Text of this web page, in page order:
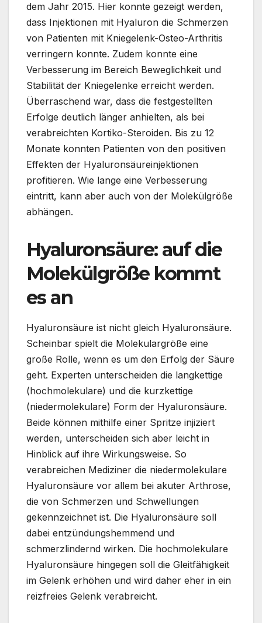
dem Jahr 2015. Hier konnte gezeigt werden,
dass Injektionen mit Hyaluron die Schmerzen
von Patienten mit Kniegelenk-Osteo-Arthritis
verringern konnte. Zudem konnte eine
Verbesserung im Bereich Beweglichkeit und
Stabilität der Kniegelenke erreicht werden.
Überraschend war, dass die festgestellten
Erfolge deutlich länger anhielten, als bei
verabreichten Kortiko-Steroiden. Bis zu 12
Monate konnten Patienten von den positiven
Effekten der Hyaluronsäureinjektionen
profitieren. Wie lange eine Verbesserung
eintritt, kann aber auch von der Molekülgröße
abhängen.
Hyaluronsäure: auf die
Molekülgröße kommt
es an
Hyaluronsäure ist nicht gleich Hyaluronsäure.
Scheinbar spielt die Molekulargröße eine
große Rolle, wenn es um den Erfolg der Säure
geht. Experten unterscheiden die langkettige
(hochmolekulare) und die kurzkettige
(niedermolekulare) Form der Hyaluronsäure.
Beide können mithilfe einer Spritze injiziert
werden, unterscheiden sich aber leicht in
Hinblick auf ihre Wirkungsweise. So
verabreichen Mediziner die niedermolekulare
Hyaluronsäure vor allem bei akuter Arthrose,
die von Schmerzen und Schwellungen
gekennzeichnet ist. Die Hyaluronsäure soll
dabei entzündungshemmend und
schmerzlindernd wirken. Die hochmolekulare
Hyaluronsäure hingegen soll die Gleitfähigkeit
im Gelenk erhöhen und wird daher eher in ein
reizfreies Gelenk verabreicht.